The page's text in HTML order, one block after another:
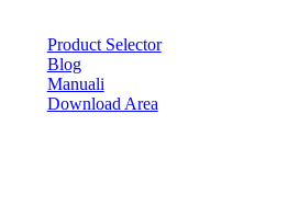
Product Selector
Blog
Manuali
Download Area